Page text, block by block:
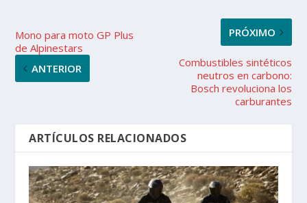
Mono para moto GP Plus
de Alpinestars
ANTERIOR
PRÓXIMO
Combustibles sintéticos
neutros en carbono:
Bosch revoluciona los
carburantes
ARTÍCULOS RELACIONADOS